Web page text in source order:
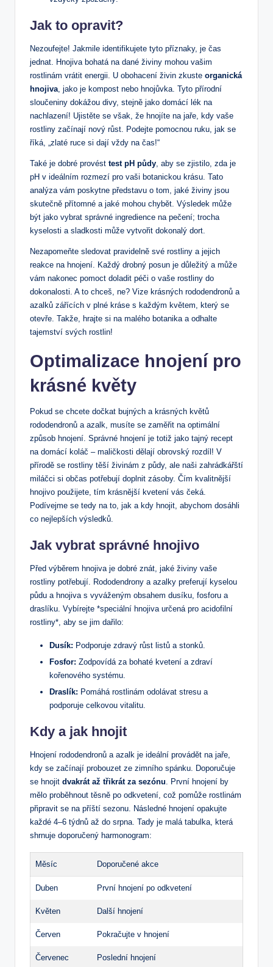
Jak to opravit?
Nezoufejte! Jakmile identifikujete tyto příznaky, je čas
jednat. Hnojiva ‌bohatá na‍ dané živiny mohou vašim
rostlinám ⁣vrátit energii. U obohacení živin zkuste organická
hnojiva, jako‌ je kompost nebo hnojůvka. Tyto přírodní
‌sloučeniny dokážou divy, stejně jako domácí⁣ lék ⁢na
nachlazení! Ujistěte se však, že hnojíte‍ na jaře, kdy vaše
rostliny začínají⁣ nový růst. Podejte⁢ pomocnou ruku, jak se
říká, „zlaté ruce si dají vždy na čas!“
Také je dobré provést test pH⁣ půdy, aby se zjistilo, zda​ je
pH v ideálním rozmezí ‍pro vaši botanickou krásu. Tato
analýza ‌vám​ poskytne představu⁢ o tom, jaké živiny⁢ jsou
skutečně přítomné a jaké mohou chybět. Výsledek může
být jako vybrat správné ingredience na pečení; trocha
kyselosti a sladkosti může vytvořit dokonalý dort.
Nezapomeňte sledovat pravidelně své rostliny a jejich
reakce na hnojení. Každý drobný posun⁢ je​ důležitý a může
vám nakonec pomoct⁣ doladit péči o vaše rostliny do
dokonalosti. A to chceš, ne?‍ Vize krásných rododendronů a
azalků zářících v plné kráse s každým květem, který se
otevře. ‍Takže, hrajte si na malého botanika ​a odhalte
tajemství svých rostlin!
Optimalizace hnojení pro
krásné květy
Pokud se chcete dočkat bujných ⁤a krásných květů
rododendronů a azalk, musíte​ se zaměřit na optimální
způsob hnojení. Správné hnojení je totiž jako tajný recept
na domácí ⁣koláč – ​maličkosti dělají obrovský rozdíl! V
přírodě se‍ rostliny těší živinám z půdy, ale naši zahrádkářští
miláčci si občas potřebují doplnit zásoby. Čím kvalitnější
hnojivo použijete, tím krásnější kvetení vás čeká.
Podívejme se tedy na to, jak a kdy hnojit, abychom dosáhli
co nejlepších výsledků.
Jak vybrat správné hnojivo
Před⁣ výběrem hnojiva je dobré znát, jaké živiny vaše
rostliny potřebují. Rododendrony a azalky preferují kyselou
‍půdu a hnojiva s vyváženým obsahem ​dusíku, fosforu a
draslíku. Vybírejte‌ *speciální​ hnojiva určená pro acidofilní
rostliny*, aby se jim dařilo:
Dusík: Podporuje zdravý ‌růst listů ‍a stonků.
Fosfor: Zodpovídá za bohaté kvetení ​a zdraví
kořenového systému.
Draslík: Pomáhá rostlinám odolávat stresu a
podporuje celkovou ​vitalitu.
Kdy a⁢ jak hnojit
Hnojení rododendronů a azalk je ideální provádět na jaře,
kdy se začínají probouzet ze zimního⁣ spánku. Doporučuje
se hnojit dvakrát až třikrát za sezónu. První hnojení by
mělo ⁤proběhnout těsně po odkvetení, což pomůže rostlinám
připravit se na příští sezonu. Následné hnojení opakujte
každé 4–6 týdnů až‍ do ‌srpna. Tady je malá tabulka, která
shrnuje doporučený harmonogram:
Měsíc Doporučené akce
Duben První hnojení po odkvetení
Květen Další hnojení
Červen Pokračujte v hnojení
Červenec Poslední hnojení